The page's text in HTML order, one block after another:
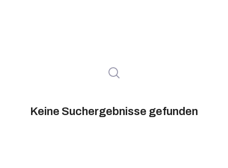
Keine Suchergebnisse gefunden